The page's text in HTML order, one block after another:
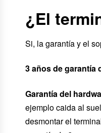
¿El
Si, la garantía y el
3 años de garantía
Garantía del
ejemplo caida al
desmontar el